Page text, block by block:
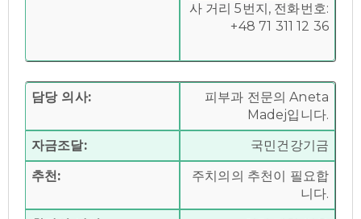
사 거리 5번지, 전화번호:
+48 71 311 12 36
담당 의사:
피부과 전문의 Aneta
Madej입니다.
자금조달:
국민건강기금
추천:
주치의의 추천이 필요합
니다.